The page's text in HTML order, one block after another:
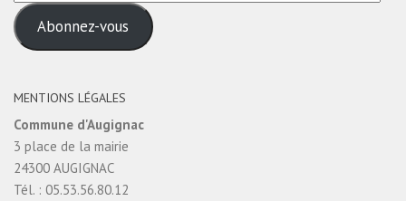
e-
mail Abonnez-vous
MENTIONS LÉGALES
Commune d'Augignac
3 place de la mairie
24300 AUGIGNAC
Tél. : 05.53.56.80.12